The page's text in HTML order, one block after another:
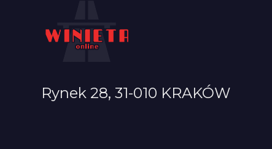
Rynek 28, 31-010 KRAKÓW